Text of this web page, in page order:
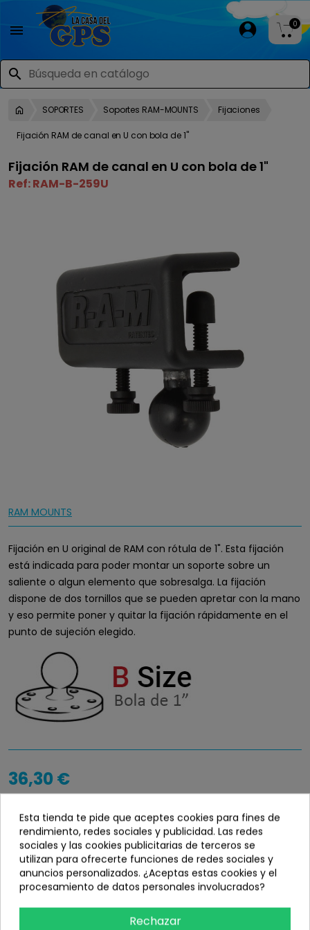

search
0
SOPORTES Soportes RAM-MOUNTS Fijaciones
Fijación RAM de canal en U con bola de 1"
Fijación RAM de canal en U con bola de 1"
Ref:RAM-B-259U
RAM MOUNTS
Fijación en U original de RAM con rótula de 1". Esta fijación
está indicada para poder montar un soporte sobre un
saliente o algun elemento que sobresalga. La fijación
dispone de dos tornillos que se pueden apretar con la mano
y eso permite poner y quitar la fijación rápidamente en el
punto de sujeción elegido.
36,30 €
info_outlineDisponibilidad
Bajo demanda
Añadir
Esta tienda te pide que aceptes cookies para fines de
rendimiento, redes sociales y publicidad. Las redes
sociales y las cookies publicitarias de terceros se
utilizan para ofrecerte funciones de redes sociales y
anuncios personalizados. ¿Aceptas estas cookies y el
procesamiento de datos personales involucrados?
Rechazar